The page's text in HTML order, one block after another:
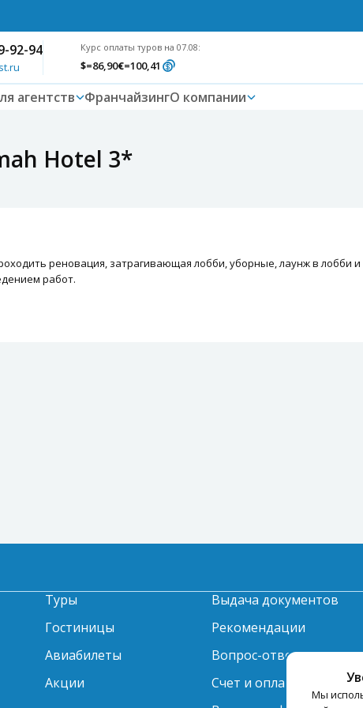
92-94 Курс оплаты туров на 07.08:
$=86,90€=100,41
агентств ФранчайзингО компании
Hotel 3*
реновация, затрагивающая лобби, уборные, лаунж в лобби и
работ.
Мы
Туры
Гостиницы
Авиабилеты
Акции
Выдача документов
Рекомендации
Вопрос-ответ
Счет и оплата